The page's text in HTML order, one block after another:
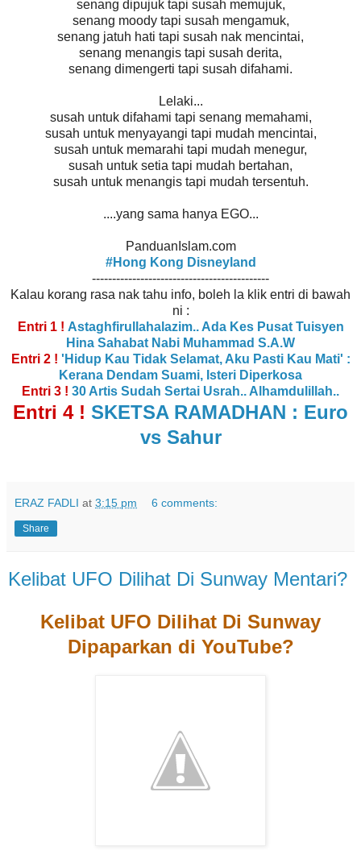
senang dipujuk tapi susah memujuk,
senang moody tapi susah mengamuk,
senang jatuh hati tapi susah nak mencintai,
senang menangis tapi susah derita,
senang dimengerti tapi susah difahami.
Lelaki...
susah untuk difahami tapi senang memahami,
susah untuk menyayangi tapi mudah mencintai,
susah untuk memarahi tapi mudah menegur,
susah untuk setia tapi mudah bertahan,
susah untuk menangis tapi mudah tersentuh.
....yang sama hanya EGO...
PanduanIslam.com
#Hong Kong Disneyland
--------------------------------------------
Kalau korang rasa nak tahu info, boleh la klik entri di bawah
ni :
Entri 1 ! Astaghfirullahalazim.. Ada Kes Pusat Tuisyen
Hina Sahabat Nabi Muhammad S.A.W
Entri 2 ! 'Hidup Kau Tidak Selamat, Aku Pasti Kau Mati' :
Kerana Dendam Suami, Isteri Diperkosa
Entri 3 ! 30 Artis Sudah Sertai Usrah.. Alhamdulillah..
Entri 4 ! SKETSA RAMADHAN : Euro
vs Sahur
ERAZ FADLI at 3:15 pm 6 comments:
Share
Kelibat UFO Dilihat Di Sunway Mentari?
Kelibat UFO Dilihat Di Sunway
Dipaparkan di YouTube?